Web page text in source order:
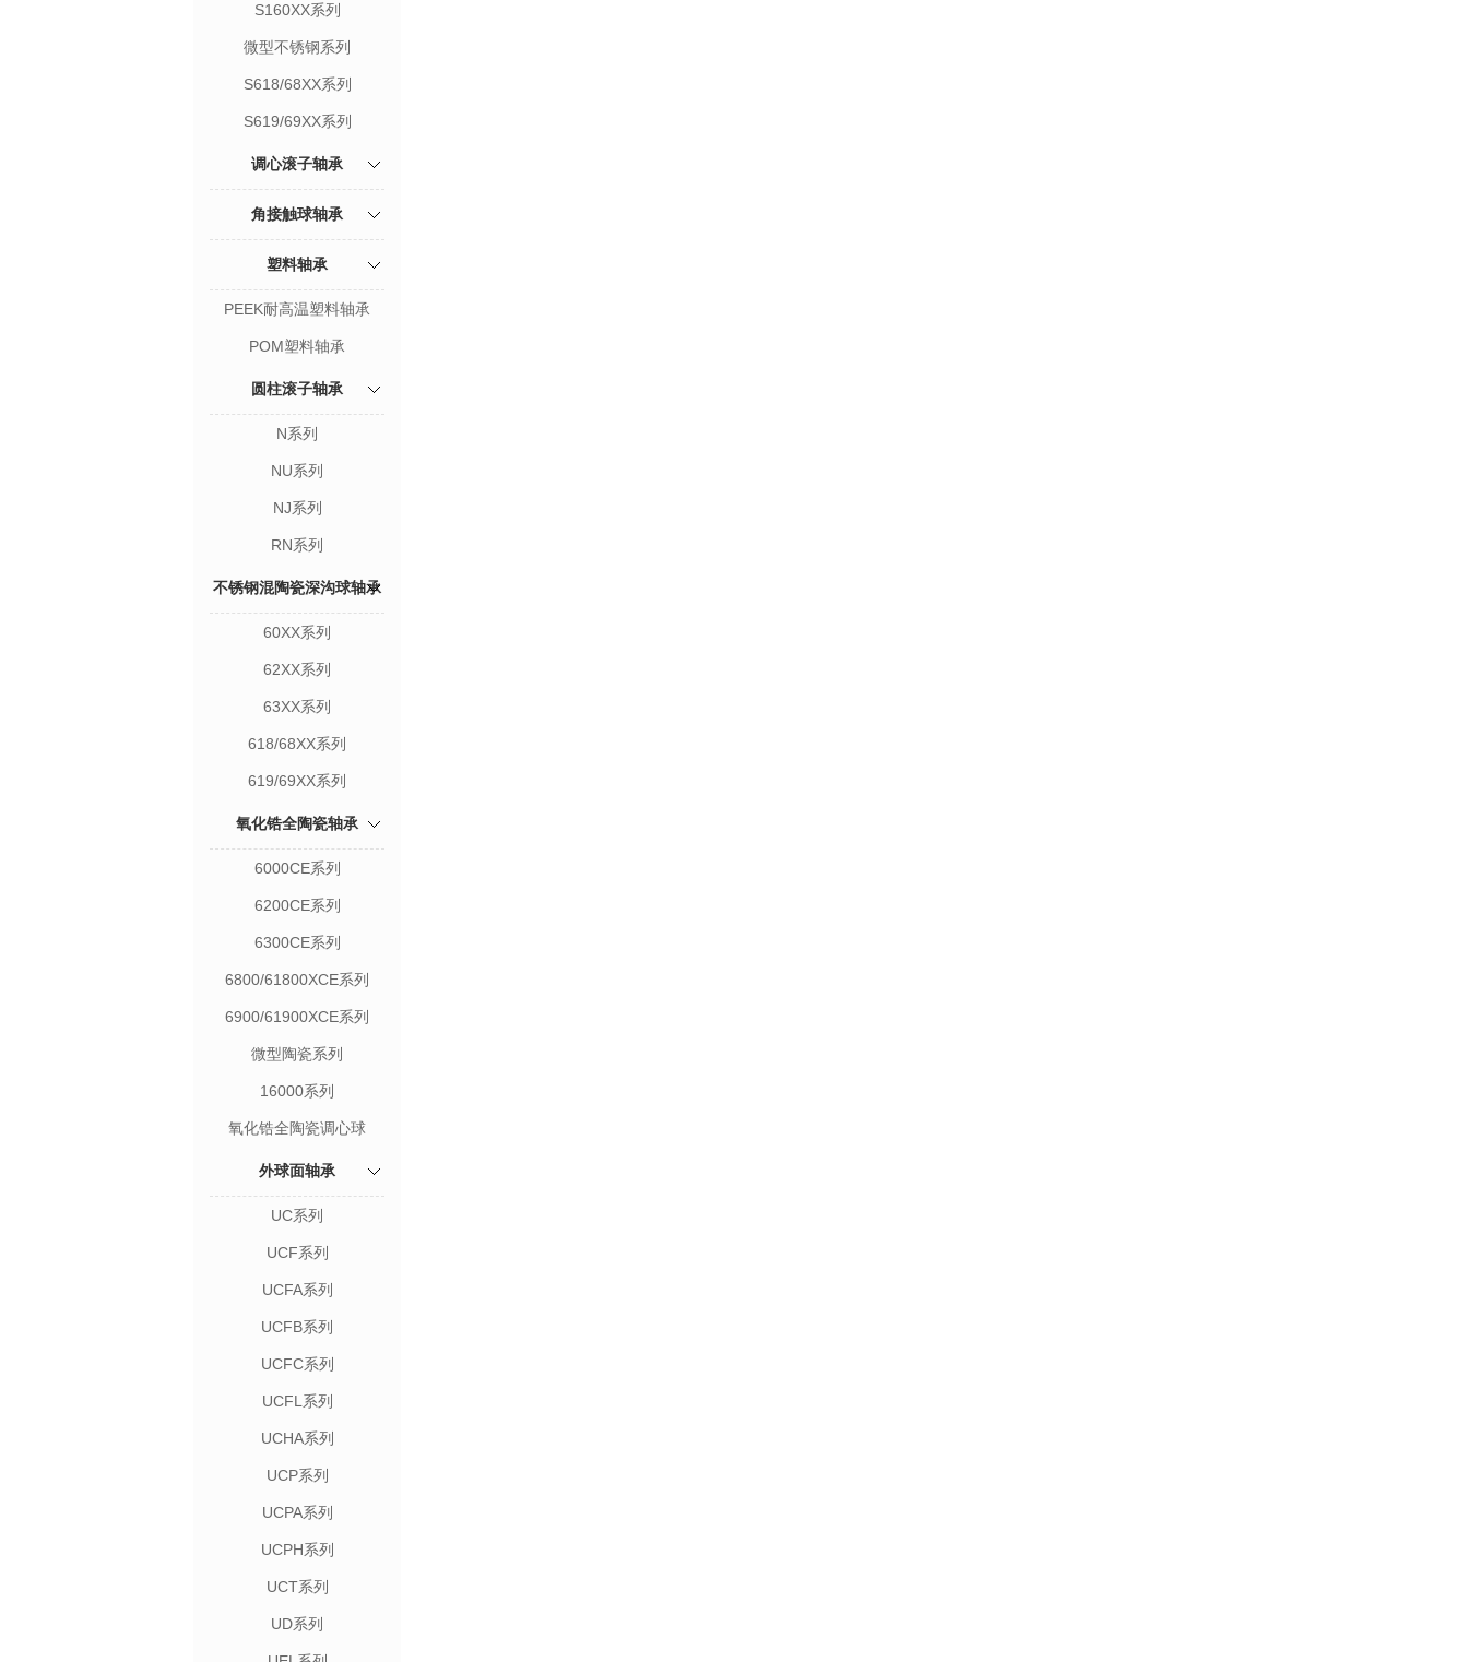
S160XX系列
微型不锈钢系列
S618/68XX系列
S619/69XX系列
调心滚子轴承
角接触球轴承
塑料轴承
PEEK耐高温塑料轴承
POM塑料轴承
圆柱滚子轴承
N系列
NU系列
NJ系列
RN系列
不锈钢混陶瓷深沟球轴承
60XX系列
62XX系列
63XX系列
618/68XX系列
619/69XX系列
氧化锆全陶瓷轴承
6000CE系列
6200CE系列
6300CE系列
6800/61800XCE系列
6900/61900XCE系列
微型陶瓷系列
16000系列
氧化锆全陶瓷调心球
外球面轴承
UC系列
UCF系列
UCFA系列
UCFB系列
UCFC系列
UCFL系列
UCHA系列
UCP系列
UCPA系列
UCPH系列
UCT系列
UD系列